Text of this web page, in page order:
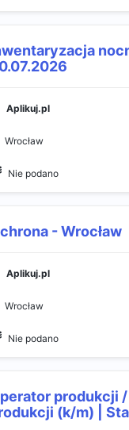
Aplikuj.pl
Wrocław
Nie podano
- Wrocław
Aplikuj.pl
Wrocław
Nie podano
produkcji
(k/m) |